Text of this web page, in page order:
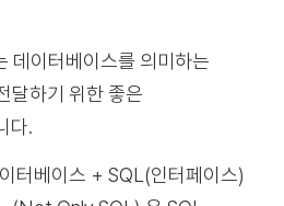
데이터베이스를 의미하는
달하기 위한 좋은
다.
터베이스 + SQL(인터페이스)